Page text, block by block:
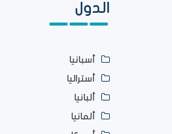
الدول
أسبانيا
أستراليا
ألبانيا
ألمانيا